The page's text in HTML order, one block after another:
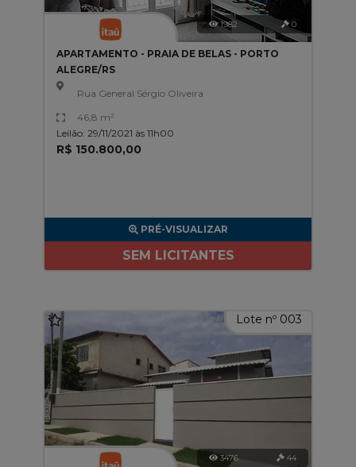
1982 0
APARTAMENTO - PRAIA DE BELAS - PORTO
ALEGRE/RS
Rua General Sérgio Oliveira
46,8 m²
Leilão: 29/11/2021 às 11h00
R$ 150.800,00
PRÉ-VISUALIZAR
SEM LICITANTES
Lote nº 003
3476 44